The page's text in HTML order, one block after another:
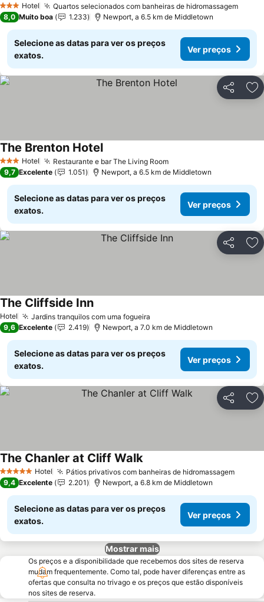
3 EstrelasHotel Quartos selecionados com banheiras de hidromassagem
8,0 Muito boa 1.233 Newport, a 6.5 km de Middletown
Selecione as datas para ver os preços
exatos.
Ver preços
Partilhar
3 EstrelasHotel Restaurante e bar The Living Room
The Brenton Hotel
9,7 Excelente 1.051 Newport, a 6.5 km de Middletown
Selecione as datas para ver os preços
exatos.
Ver preços
Partilhar
Hotel Jardins tranquilos com uma fogueira
The Cliffside Inn
9,6 Excelente 2.419 Newport, a 7.0 km de Middletown
Selecione as datas para ver os preços
exatos.
Ver preços
Partilhar
5 Estrelas Hotel Pátios privativos com banheiras de hidromassagem
The Chanler at Cliff Walk
9,4 Excelente 2.201 Newport, a 6.8 km de Middletown
Selecione as datas para ver os preços
exatos.
Ver preços
Mostrar mais
Os preços e a disponibilidade que recebemos dos sites de reserva
mudam frequentemente. Como tal, pode haver diferenças entre as
ofertas que consulta no trivago e os preços que estão disponíveis
nos sites de reserva.